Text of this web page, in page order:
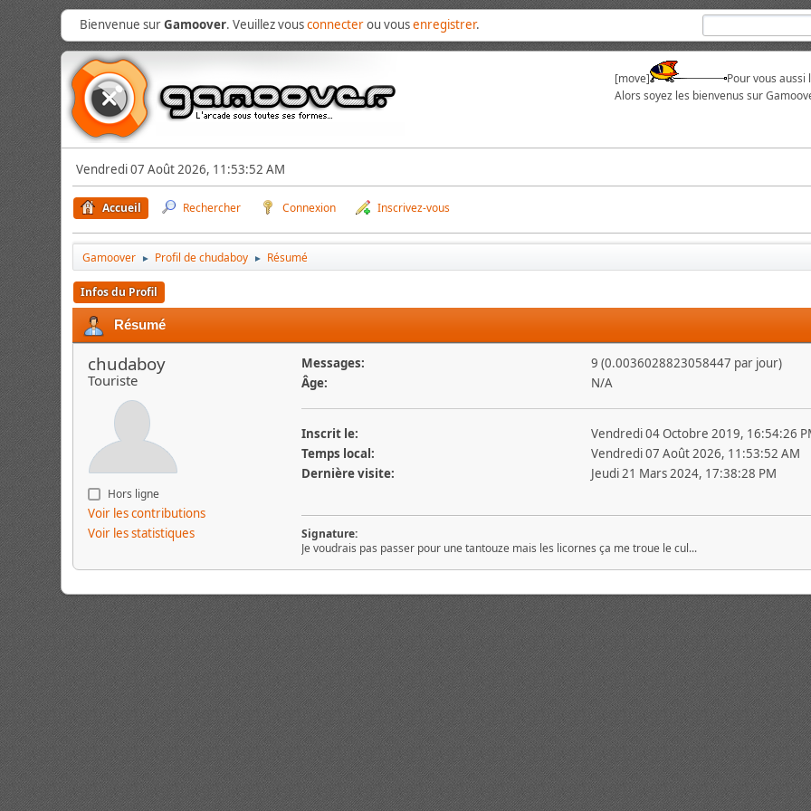
Bienvenue surGamoover. Veuillez vousconnecterou vousenregistrer.
[move]
Pour vous
Alors soyez les bienvenus sur
Vendredi 07 Août 2026, 11:53:52 AM
Accueil Rechercher Connexion Inscrivez-vous
Gamoover ► Profil de chudaboy ► Résumé
Infos du Profil
Résumé
chudaboy
Touriste
Hors ligne
Voir les contributions
Voir les statistiques
Messages:
9 (0.0036028823058447 par jour)
Âge:
N/A
Inscrit le:
Vendredi 04 Octobre 2019, 16:54:26
Temps local:
Vendredi 07 Août 2026, 11:53:52 AM
Dernière visite:
Jeudi 21 Mars 2024, 17:38:28 PM
Signature:
Je voudrais pas passer pour une tantouze mais les licornes ça me troue le cul...